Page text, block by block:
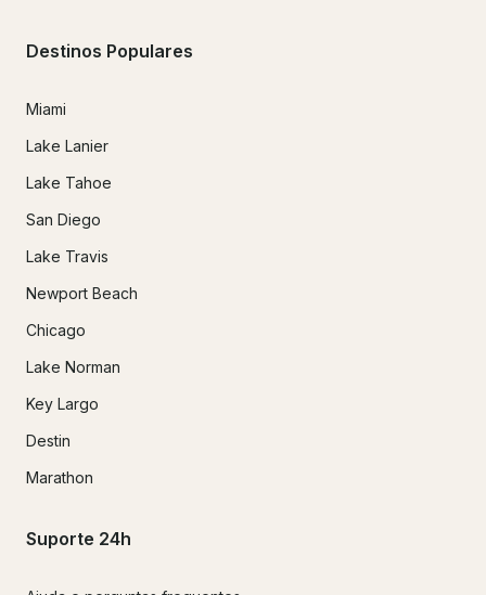
Destinos Populares
Miami
Lake Lanier
Lake Tahoe
San Diego
Lake Travis
Newport Beach
Chicago
Lake Norman
Key Largo
Destin
Marathon
Suporte 24h